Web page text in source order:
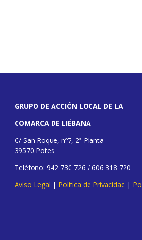
GRUPO DE ACCIÓN LOCAL DE LA
COMARCA DE LIÉBANA
C/ San Roque, nº7, 2ª Planta
39570 Potes
Teléfono: 942 730 726 / 606 318 720
Aviso Legal | Política de Privacidad |